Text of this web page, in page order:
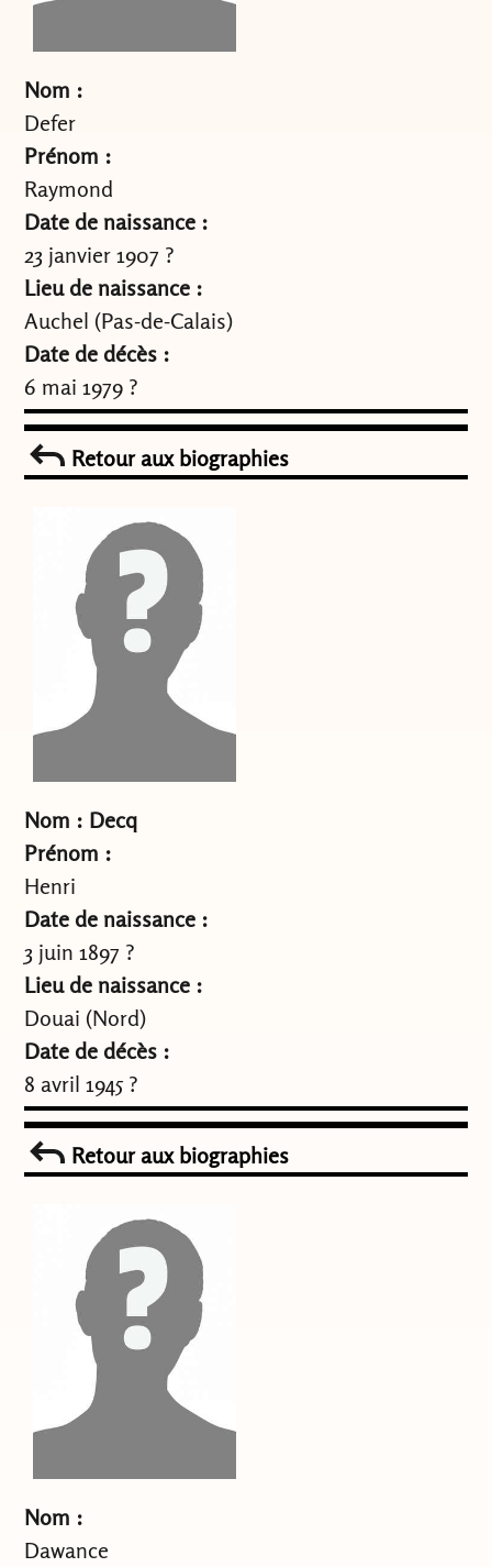
Nom :
Defer
Prénom :
Raymond
Date de naissance :
23 janvier 1907 ?
Lieu de naissance :
Auchel (Pas-de-Calais)
Date de décès :
6 mai 1979 ?
Retour aux biographies
Nom : Decq
Prénom :
Henri
Date de naissance :
3 juin 1897 ?
Lieu de naissance :
Douai (Nord)
Date de décès :
8 avril 1945 ?
Retour aux biographies
Nom :
Dawance